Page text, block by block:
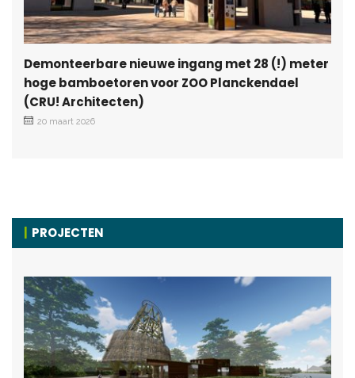
Demonteerbare nieuwe ingang met 28 (!) meter
hoge bamboetoren voor ZOO Planckendael
(CRU! Architecten)
20 maart 2026
PROJECTEN